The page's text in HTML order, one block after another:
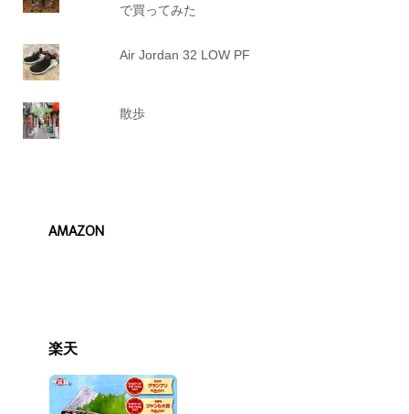
で買ってみた
Air Jordan 32 LOW PF
散歩
AMAZON
楽天